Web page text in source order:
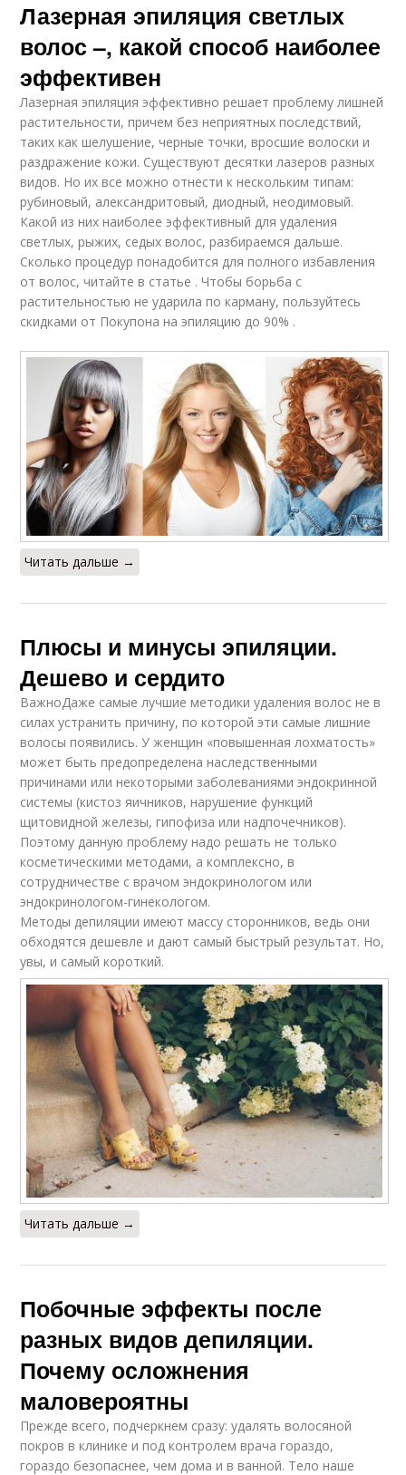
Лазерная эпиляция светлых
волос –, какой способ наиболее
эффективен
Лазерная эпиляция эффективно решает проблему лишней
растительности, причем без неприятных последствий,
таких как шелушение, черные точки, вросшие волоски и
раздражение кожи. Существуют десятки лазеров разных
видов. Но их все можно отнести к нескольким типам:
рубиновый, александритовый, диодный, неодимовый.
Какой из них наиболее эффективный для удаления
светлых, рыжих, седых волос, разбираемся дальше.
Сколько процедур понадобится для полного избавления
от волос, читайте в статье . Чтобы борьба с
растительностью не ударила по карману, пользуйтесь
скидками от Покупона на эпиляцию до 90% .
Читать дальше →
Плюсы и минусы эпиляции.
Дешево и сердито
ВажноДаже самые лучшие методики удаления волос не в
силах устранить причину, по которой эти самые лишние
волосы появились. У женщин «повышенная лохматость»
может быть предопределена наследственными
причинами или некоторыми заболеваниями эндокринной
системы (кистоз яичников, нарушение функций
щитовидной железы, гипофиза или надпочечников).
Поэтому данную проблему надо решать не только
косметическими методами, а комплексно, в
сотрудничестве с врачом эндокринологом или
эндокринологом-гинекологом.
Методы депиляции имеют массу сторонников, ведь они
обходятся дешевле и дают самый быстрый результат. Но,
увы, и самый короткий.
Читать дальше →
Побочные эффекты после
разных видов депиляции.
Почему осложнения
маловероятны
Прежде всего, подчеркнем сразу: удалять волосяной
покров в клинике и под контролем врача гораздо,
гораздо безопаснее, чем дома и в ванной. Тело наше